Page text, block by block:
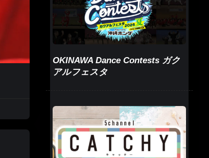
OKINAWA Dance Contests ガク
アルフェスタ